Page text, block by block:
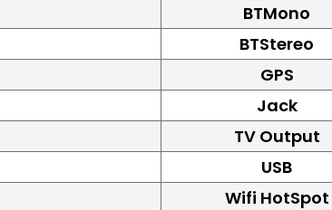
BTMono
BTStereo
GPS
Jack
TV Output
USB
Wifi HotSpot